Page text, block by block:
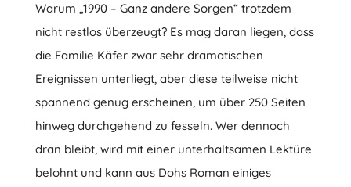
Warum „1990 – Ganz andere Sorgen“ trotzdem
nicht restlos überzeugt? Es mag daran liegen, dass
die Familie Käfer zwar sehr dramatischen
Ereignissen unterliegt, aber diese teilweise nicht
spannend genug erscheinen, um über 250 Seiten
hinweg durchgehend zu fesseln. Wer dennoch
dran bleibt, wird mit einer unterhaltsamen Lektüre
belohnt und kann aus Dohs Roman einiges